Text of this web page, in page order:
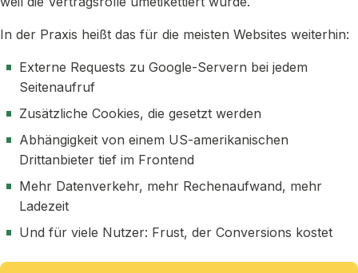
In der Praxis heißt das für die meisten Websites weiterhin:
Externe Requests zu Google-Servern bei jedem
Seitenaufruf
Zusätzliche Cookies, die gesetzt werden
Abhängigkeit von einem US-amerikanischen
Drittanbieter tief im Frontend
Mehr Datenverkehr, mehr Rechenaufwand, mehr
Ladezeit
Und für viele Nutzer: Frust, der Conversions kostet